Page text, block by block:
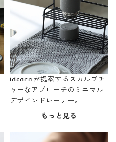
ideacoが提案するスカルプチ
ャーなアプローチのミニマル
デザインドレーナー。
もっと見る